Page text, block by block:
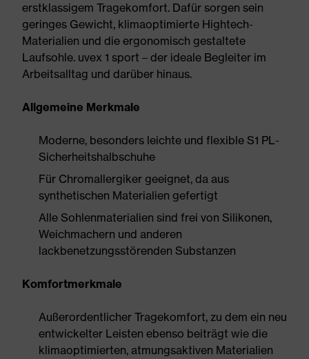
erstklassigem Tragekomfort. Dafür sorgen sein
geringes Gewicht, klimaoptimierte Hightech-
Materialien und die ergonomisch gestaltete
Laufsohle. uvex 1 sport – der ideale Begleiter im
Arbeitsalltag und darüber hinaus.
Allgemeine Merkmale
Moderne, besonders leichte und flexible S1 PL-
Sicherheitshalbschuhe
Für Chromallergiker geeignet, da aus
synthetischen Materialien gefertigt
Alle Sohlenmaterialien sind frei von Silikonen,
Weichmachern und anderen
lackbenetzungsstörenden Substanzen
Komfortmerkmale
Außerordentlicher Tragekomfort, zu dem ein neu
entwickelter Leisten ebenso beiträgt wie die
klimaoptimierten, atmungsaktiven Materialien